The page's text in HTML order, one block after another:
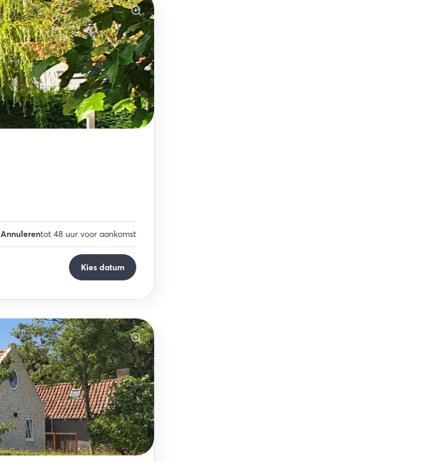
Annulerentot 48 uur voor aankomst
Kies datum